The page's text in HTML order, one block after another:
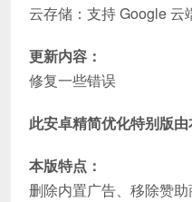
云存储：支持 Google 云
更新内容：
修复一些错误
此安卓精简优化特别版
本版特点：
删除内置广告、移除赞